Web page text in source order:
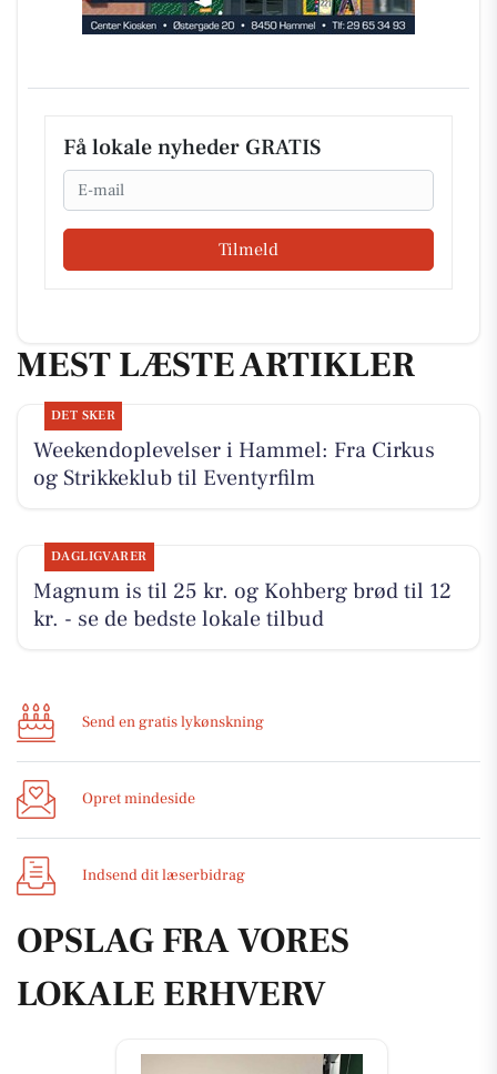
Få lokale nyheder GRATIS
Email
Tilmeld
MEST LÆSTE ARTIKLER
DET SKER
Weekendoplevelser i Hammel: Fra Cirkus
og Strikkeklub til Eventyrfilm
DAGLIGVARER
Magnum is til 25 kr. og Kohberg brød til 12
kr. - se de bedste lokale tilbud
Send en gratis lykønskning
Opret mindeside
Indsend dit læserbidrag
OPSLAG FRA VORES
LOKALE ERHVERV